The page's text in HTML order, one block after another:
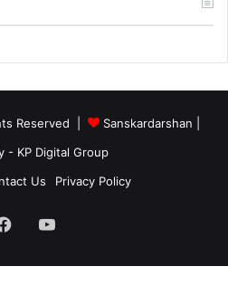
Reserved | Sanskardarshan
- KP Digital Group
Us Privacy Policy
FacebookYouTube